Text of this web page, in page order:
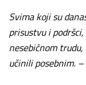
Svima koji su
prisustvu i
nesebičnom
učinili posebnim. –